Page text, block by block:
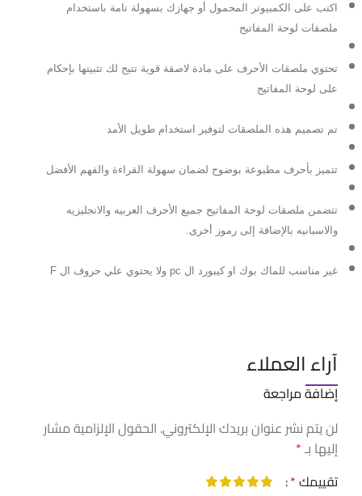
اكتب على الكمبيوتر المحمول أو جهازك بسهولة تامة باستخدام
ملصقات لوحة المفاتيح
تحتوي ملصقات الأحرف على مادة لاصقة قوية تتيح لك تثبيتها بإحكام
على لوحة المفاتيح
تم تصميم هذه الملصقات لتوفير استخدام طويل الأمد
تتميز بأحرف مطبوعة بوضوح لضمان سهولة القراءة والفهم الأفضل
تتضمن ملصقات لوحة المفاتيح جميع الأحرف العربيه والانجليزيه
والاسبانيه بالإضافة إلى رموز أخرى.
غير مناسب للماك بوك او كيبورد ال pc ولا يحتوي علي حروف ال F
آراء العملاء
إضافة مراجعة
لن يتم نشر عنوان بريدك الإلكتروني. الحقول الإلزامية مشار
إليها بـ*
تقييمك*